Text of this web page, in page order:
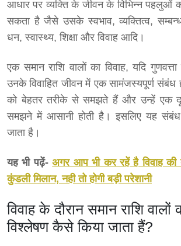
आधार पर व्यक्ति के जीवन के विभिन्न पहलुओं
सकता है जैसे उसके स्वभाव, व्यक्तित्व,
धन, स्वास्थ्य, शिक्षा और विवाह आदि।
एक समान राशि वालों का विवाह, यदि
उनके विवाहित जीवन में एक सामंजस्यपूर्ण संबंध
को बेहतर तरीके से समझते हैं और उन्हें एक
समझने में आसानी होती है। इसलिए यह
जाता है।
यह भी पढ़ें- अगर आप भी कर रहें है विवाह की
कुंडली मिलान, नही तो होगी बड़ी परेशानी
विवाह के दौरान समान राशि
विश्लेषण कैसे किया जाता हैं?